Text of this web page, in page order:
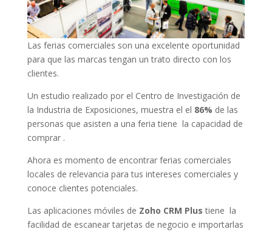
Las ferias comerciales son una excelente oportunidad
para que las marcas tengan un trato directo con los
clientes.
Un estudio realizado por el Centro de Investigación de
la Industria de Exposiciones, muestra el el 86% de las
personas que asisten a una feria tiene la capacidad de
comprar .
Ahora es momento de encontrar ferias comerciales
locales de relevancia para tus intereses comerciales y
conoce clientes potenciales.
Las aplicaciones móviles de Zoho CRM Plus tiene la
facilidad de escanear tarjetas de negocio e importarlas